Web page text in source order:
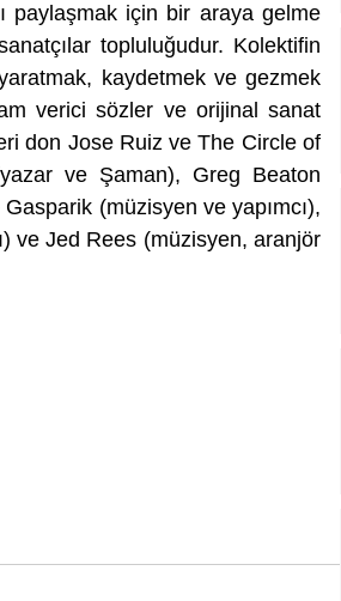
paylaşmak için bir araya gelme
topluluğudur. Kolektifin
kaydetmek ve gezmek
verici sözler ve orijinal sanat
don Jose Ruiz ve The Circle of
ve Şaman), Greg Beaton
(müzisyen ve yapımcı),
ve Jed Rees (müzisyen, aranjör